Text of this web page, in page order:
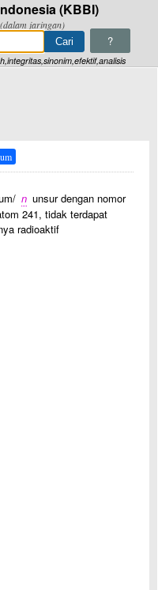
(KBBI)
jaringan)
?
n unsur dengan nomor
241, tidak terdapat
radioaktif